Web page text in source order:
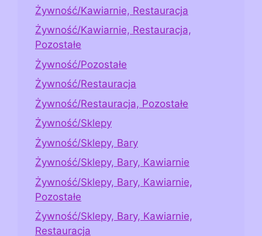
Żywność/Kawiarnie, Restauracja
Żywność/Kawiarnie, Restauracja,
Pozostałe
Żywność/Pozostałe
Żywność/Restauracja
Żywność/Restauracja, Pozostałe
Żywność/Sklepy
Żywność/Sklepy, Bary
Żywność/Sklepy, Bary, Kawiarnie
Żywność/Sklepy, Bary, Kawiarnie,
Pozostałe
Żywność/Sklepy, Bary, Kawiarnie,
Restauracja